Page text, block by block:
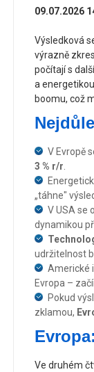
09.07.2026
Výsledková
výrazně
počítají s
a
boomu, což
V Evropě
3 % r/r.
„táhne"
V USA se
dynamikou
udržitelnost
Americké
Evropa –
Pokud
zklamou,
Ve druhém